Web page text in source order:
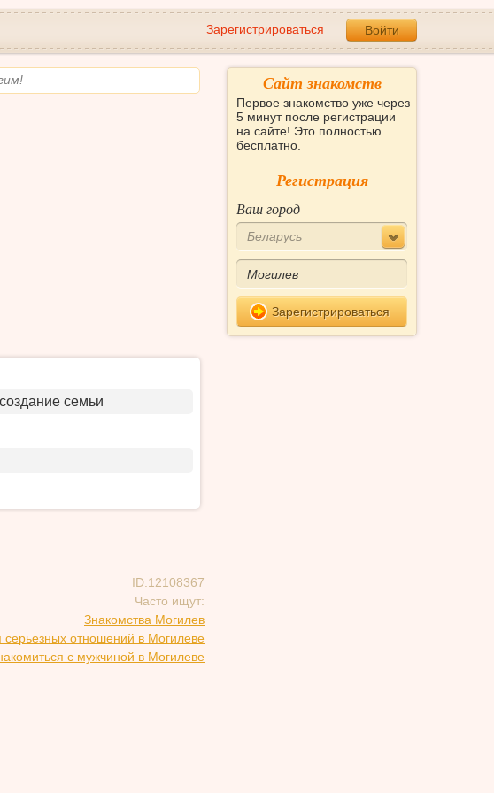
Зарегистрироваться Войти
семьи
ID:12108367
Часто ищут:
Знакомства Могилев
серьезных отношений в Могилеве
с мужчиной в Могилеве
Сайт знакомств
Первое знакомство уже через
5 минут после регистрации
на сайте! Это полностью
бесплатно.
Регистрация
Ваш город
Беларусь
Зарегистрироваться